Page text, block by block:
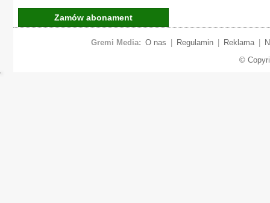
Zamów abonament
Gremi Media: O nas Regulamin Reklama
©